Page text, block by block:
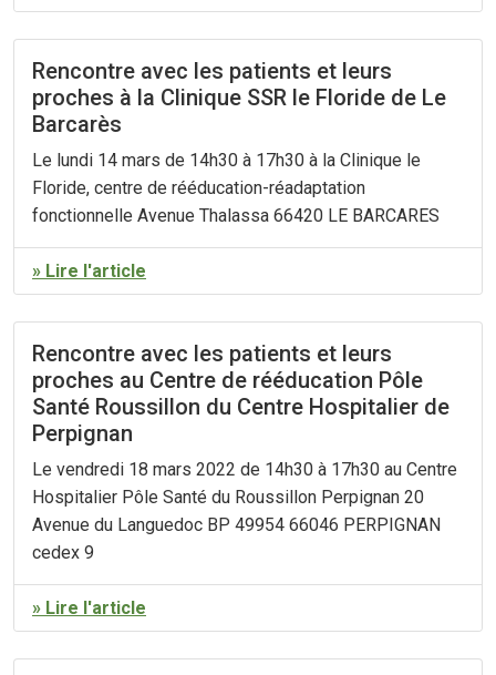
Rencontre avec les patients et leurs
proches à la Clinique SSR le Floride de Le
Barcarès
Le lundi 14 mars de 14h30 à 17h30 à la Clinique le
Floride, centre de rééducation-réadaptation
fonctionnelle Avenue Thalassa 66420 LE BARCARES
» Lire l'article
Rencontre avec les patients et leurs
proches au Centre de rééducation Pôle
Santé Roussillon du Centre Hospitalier de
Perpignan
Le vendredi 18 mars 2022 de 14h30 à 17h30 au Centre
Hospitalier Pôle Santé du Roussillon Perpignan 20
Avenue du Languedoc BP 49954 66046 PERPIGNAN
cedex 9
» Lire l'article